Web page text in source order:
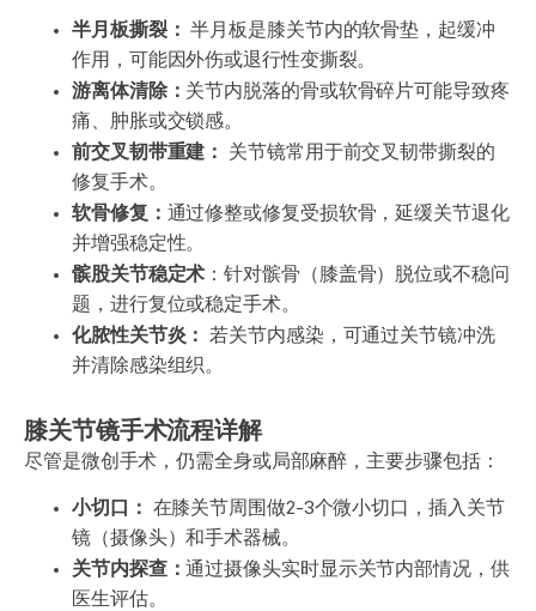
半月板撕裂： 半月板是膝关节内的软骨垫，起缓冲
作用，可能因外伤或退行性变撕裂。
游离体清除： 关节内脱落的骨或软骨碎片可能导致疼
痛、肿胀或交锁感。
前交叉韧带重建：
关节镜常用于前交叉韧带撕裂的
修复手术。
软骨修复： 通过修整或修复受损软骨，延缓关节退化
并增强稳定性。
髌股关节稳定术 ：针对髌骨（膝盖骨）脱位或不稳问
题，进行复位或稳定手术。
化脓性关节炎：
若关节内感染，可通过关节镜冲洗
并清除感染组织。
膝关节镜手术流程详解
尽管是微创手术，仍需全身或局部麻醉，主要步骤包括：
小切口：
在膝关节周围做2-3个微小切口，插入关节
镜（摄像头）和手术器械。
关节内探查：通过摄像头实时显示关节内部情况，供
医生评估。